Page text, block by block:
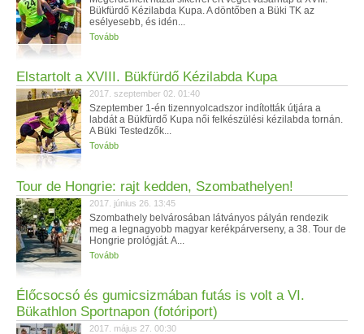
Bükfürdő Kézilabda Kupa. A döntőben a Büki TK az
esélyesebb, és idén...
Tovább
Elstartolt a XVIII. Bükfürdő Kézilabda Kupa
2017. szeptember 02. 01:40
Szeptember 1-én tizennyolcadszor indították útjára a
labdát a Bükfürdő Kupa női felkészülési kézilabda tornán.
A Büki Testedzők...
Tovább
Tour de Hongrie: rajt kedden, Szombathelyen!
2017. június 26. 13:45
Szombathely belvárosában látványos pályán rendezik
meg a legnagyobb magyar kerékpárverseny, a 38. Tour de
Hongrie prológját. A...
Tovább
Élőcsocsó és gumicsizmában futás is volt a VI.
Bükathlon Sportnapon (fotóriport)
2017. május 27. 00:30